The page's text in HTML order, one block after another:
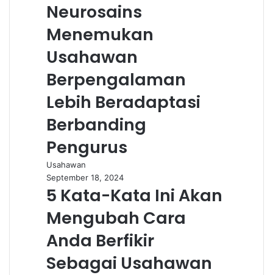
Neurosains
Menemukan
Usahawan
Berpengalaman
Lebih Beradaptasi
Berbanding
Pengurus
Usahawan
September 18, 2024
5 Kata-Kata Ini Akan
Mengubah Cara
Anda Berfikir
Sebagai Usahawan